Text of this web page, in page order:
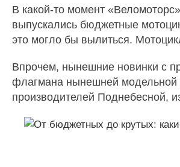
В какой-то момент
выпускались бюджетные
это могло бы вылиться.
Впрочем, нынешние новинки с
флагмана нынешней модельной
производителей Поднебесной,